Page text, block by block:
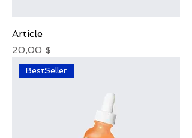
Article
Prix
20,00 $
BestSeller